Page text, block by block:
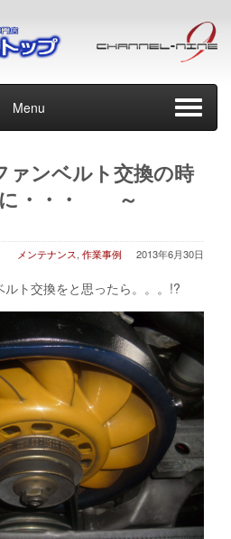
Menu
ンベルト交換の時
に・・・ ～
2013年6月30日
メンテナンス, 作業事例
ト交換をと思ったら。。。!?